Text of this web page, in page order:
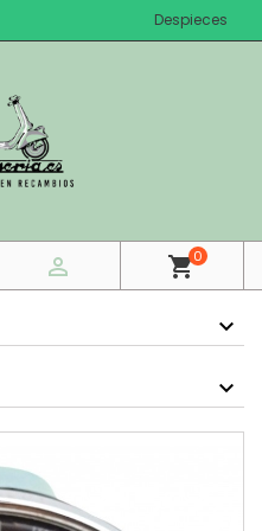
Despieces
 shopping_cart0